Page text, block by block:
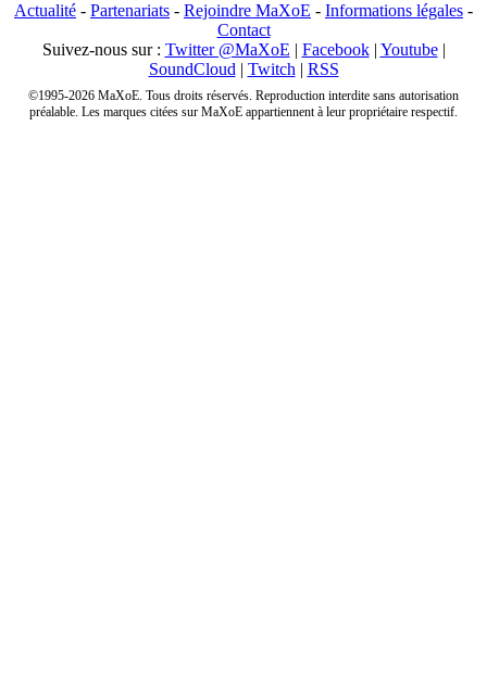
Actualité - Partenariats - Rejoindre MaXoE - Informations légales -
Contact
Suivez-nous sur : Twitter @MaXoE | Facebook| Youtube|
SoundCloud | Twitch | RSS
©1995-2026 MaXoE. Tous droits réservés. Reproduction interdite sans autorisation
préalable. Les marques citées sur MaXoE appartiennent à leur propriétaire respectif.